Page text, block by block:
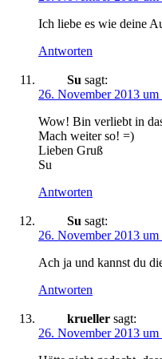
Ich liebe es wie deine
Antworten
Su sagt:
26. November 2013
Wow! Bin verliebt in
Mach weiter so! =)
Lieben Gruß
Su
Antworten
Su sagt:
26. November 2013
Ach ja und kannst du
Antworten
krueller sagt:
26. November 2013